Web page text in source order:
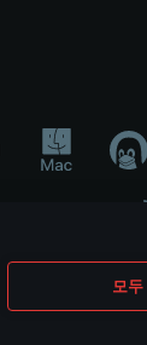
모
게임 개발 후원
respective owners.